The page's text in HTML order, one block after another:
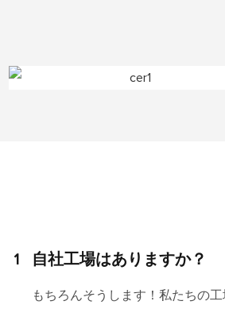
1 自社工場はありますか？
もちろんそうします！私たちの